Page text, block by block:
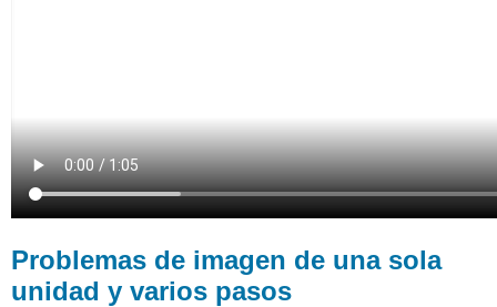
Problemas de imagen de una sola
unidad y varios pasos